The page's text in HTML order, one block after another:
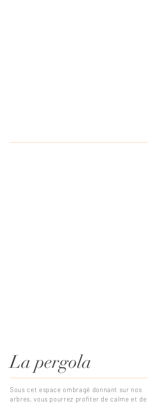
La pergola
Sous cet espace ombragé donnant sur nos
arbres, vous pourrez profiter de calme et de